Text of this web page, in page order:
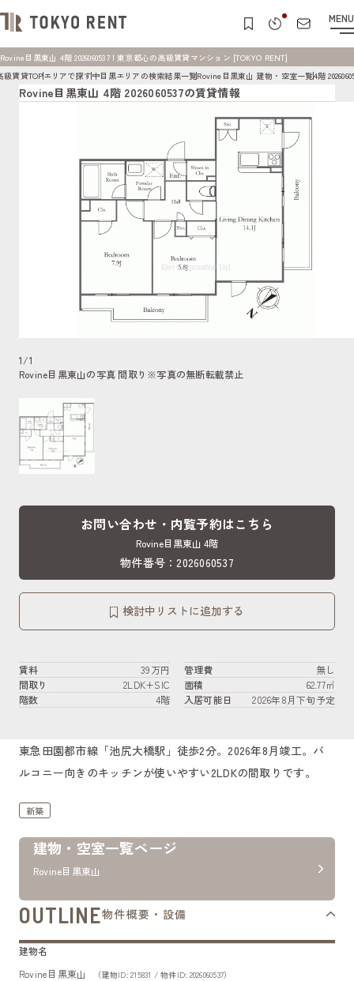
MENU
Rovine目黒東山 4階 2026060537 | 東京都心の高級賃貸マンション [TOKYO RENT]
級賃貸TOPエリアで探す中目黒エリアの検索結果一覧Rovine目黒東山 建物・空室一覧4階
Rovine目黒東山 4階 2026060537の賃貸情報
1/1
Rovine目黒東山の写真 間取り ※写真の無断転載禁止
お問い合わせ・内覧予約はこちら
Rovine目黒東山 4階
物件番号：2026060537
検討中リストに追加する
賃料 39万円 管理費
無し
間取り
2LDK+SIC 面積
62.77㎡
階数
4階 入居可能日 2026年8月下旬予定
東急田園都市線「池尻大橋駅」徒歩2分。2026年8月竣工。バ
ルコニー向きのキッチンが使いやすい2LDKの間取りです。
新築
建物・空室一覧ページ
Rovine目黒東山
OUTLINE物件概要・設備
建物名
Rovine目黒東山
（建物ID: 215831 / 物件ID: 2026060537）